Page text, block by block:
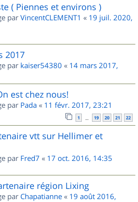
( Piennes et environs )
par VincentCLEMENT1 « 19 juil. 2020,
2017
par kaiser54380 « 14 mars 2017,
est chez nous!
par Pada « 11 févr. 2017, 23:21
1 … 19 20 21 22
vtt sur Hellimer et
par Fred7 « 17 oct. 2016, 14:35
région Lixing
par Chapatianne « 19 août 2016,